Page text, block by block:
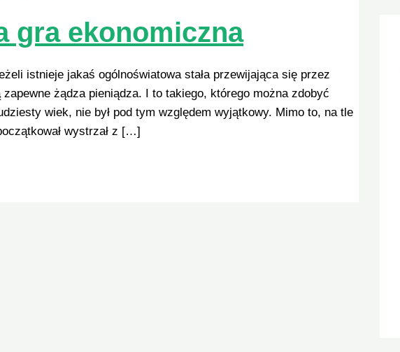
gra ekonomiczna
istnieje jakaś ogólnoświatowa stała przewijająca się przez
żądza pieniądza. I to takiego, którego można zdobyć
wiek, nie był pod tym względem wyjątkowy. Mimo to, na tle
wystrzał z […]